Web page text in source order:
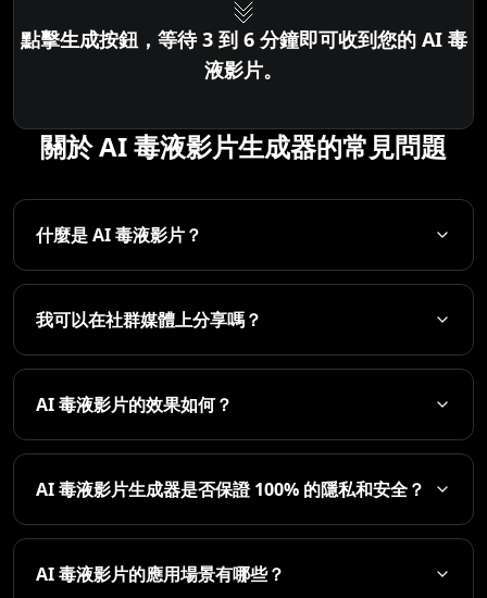
點擊生成按鈕，等待 3 到 6 分鐘即可收到您的 AI 毒
液影片。
關於 AI 毒液影片生成器的常見問題
什麼是 AI 毒液影片？
我可以在社群媒體上分享嗎？
AI 毒液影片的效果如何？
AI 毒液影片生成器是否保證 100% 的隱私和安全？
AI 毒液影片的應用場景有哪些？